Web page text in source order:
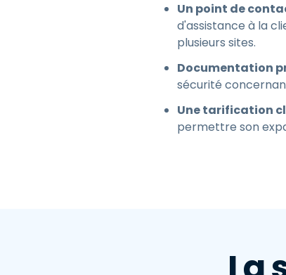
Un point de
d'assistance à la
plusieurs sites.
Documentation
sécurité
Une tarification
permettre son